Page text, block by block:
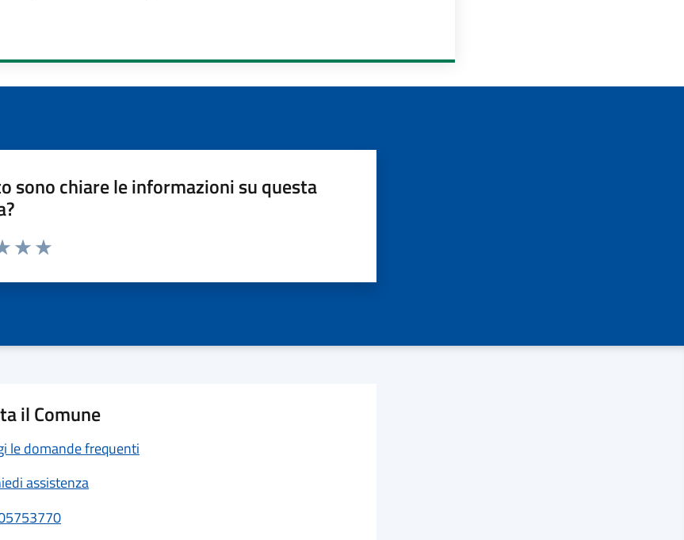
sono chiare le informazioni su questa
5 stelle la pagina
il Comune
le domande frequenti
assistenza